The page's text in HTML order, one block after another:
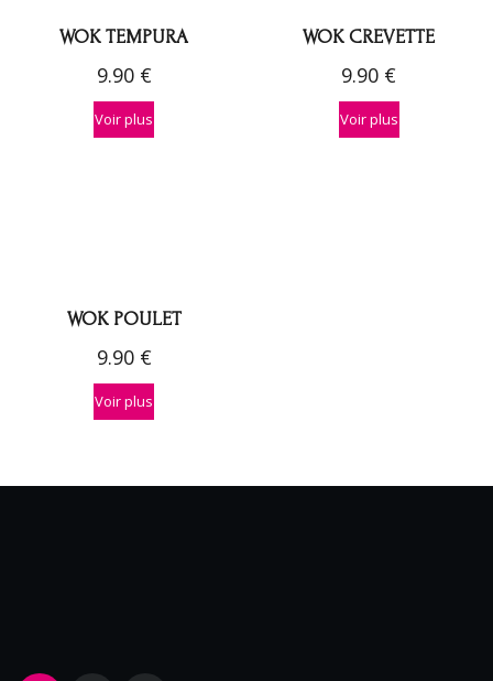
WOK TEMPURA
9.90 €
Voir plus
WOK CREVETTE
9.90 €
Voir plus
WOK POULET
9.90 €
Voir plus